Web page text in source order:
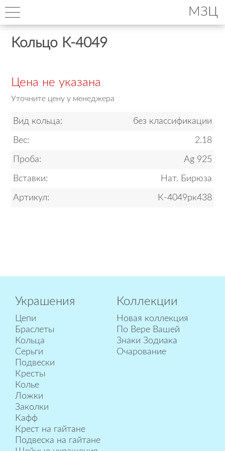
МЗЦ
Кольцо К-4049
Цена не указана
Уточните цену у менеджера
Вид кольца: без классификации
Вес: 2.18
Проба: Ag 925
Вставки: Нат. Бирюза
Артикул: К-4049рк438
Украшения
Цепи
Браслеты
Кольца
Серьги
Подвески
Кресты
Колье
Ложки
Заколки
Кафф
Крест на гайтане
Подвеска на гайтане
Коллекции
Новая коллекция
По Вере Вашей
Знаки Зодиака
Очарование